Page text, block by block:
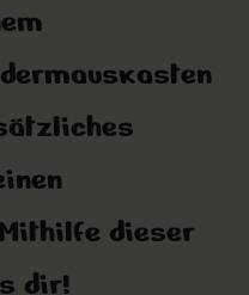
dieser
dir!